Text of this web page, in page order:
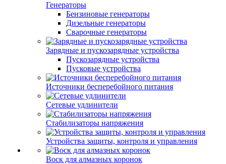
Генераторы
Бензиновые генераторы
Дизельные генераторы
Сварочные генераторы
Зарядные и пускозарядные устройства
Пускозарядные устройства
Пусковые устройства
Источники бесперебойного питания
Сетевые удлинители
Стабилизаторы напряжения
Устройства защиты, контроля и управления
Воск для алмазных коронок